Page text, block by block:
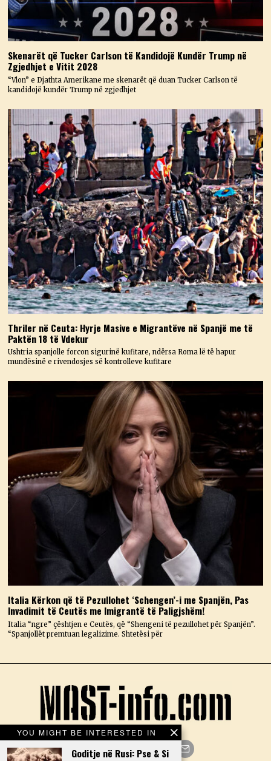
Skenarët që Tucker Carlson të Kandidojë Kundër Trump në
Zgjedhjet e Vitit 2028
“Vlon” e Djathta Amerikane me skenarët që duan Tucker Carlson të
kandidojë kundër Trump në zgjedhjet
Thriler në Ceuta: Hyrje Masive e Migrantëve në Spanjë me të
Paktën 18 të Vdekur
Ushtria spanjolle forcon sigurinë kufitare, ndërsa Roma lë të hapur
mundësinë e rivendosjes së kontrolleve kufitare
Italia Kërkon që të Pezullohet ‘Schengen’-i me Spanjën, Pas
Invadimit të Ceutës me Imigrantë të Paligjshëm!
Italia “ngre” çështjen e Ceutës, që “Shengeni të pezullohet për Spanjën”.
“Spanjollët premtuan legalizime. Shtetësi për
YOU MIGHT BE INTERESTED IN
Goditje në Rusi: Pse & Si